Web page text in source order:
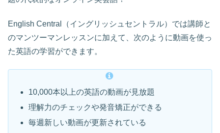
English Central（イングリッシュセントラル）では講師と
のマンツーマンレッスンに加えて、次のように動画を使っ
た英語の学習ができます。
10,000本以上の英語の動画が見放題
理解力のチェックや発音矯正ができる
毎週新しい動画が更新されている